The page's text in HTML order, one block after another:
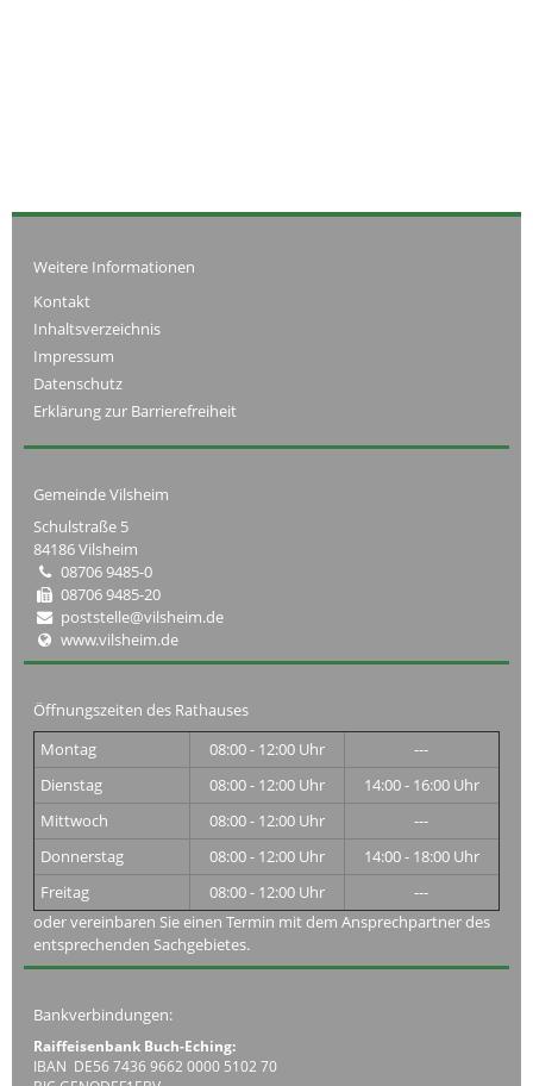
Weitere Informationen
Kontakt
Inhaltsverzeichnis
Impressum
Datenschutz
Erklärung zur Barrierefreiheit
Gemeinde Vilsheim
Schulstraße 5
84186 Vilsheim
08706 9485-0
08706 9485-20
poststelle@vilsheim.de
www.vilsheim.de
Öffnungszeiten des Rathauses
Montag
08:00 - 12:00 Uhr
---
Dienstag
08:00 - 12:00 Uhr
14:00 - 16:00 Uhr
Mittwoch
08:00 - 12:00 Uhr
---
Donnerstag
08:00 - 12:00 Uhr
14:00 - 18:00 Uhr
Freitag
08:00 - 12:00 Uhr
---
oder vereinbaren Sie einen Termin mit dem Ansprechpartner des
entsprechenden Sachgebietes.
Bankverbindungen:
Raiffeisenbank Buch-Eching:
IBAN DE56 7436 9662 0000 5102 70